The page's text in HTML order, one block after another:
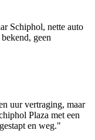
Schiphol, nette auto
geen
uur vertraging, maar
Plaza met een
en weg."